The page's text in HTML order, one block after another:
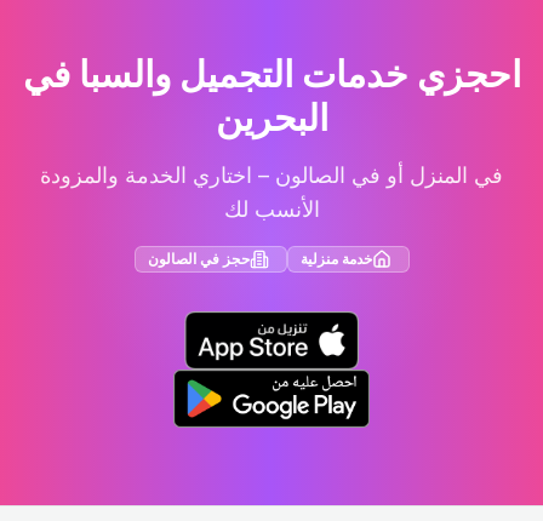
احجزي خدمات التجميل والسبا في
البحرين
في المنزل أو في الصالون – اختاري الخدمة والمزودة
الأنسب لك
خدمة منزلية حجز في الصالون